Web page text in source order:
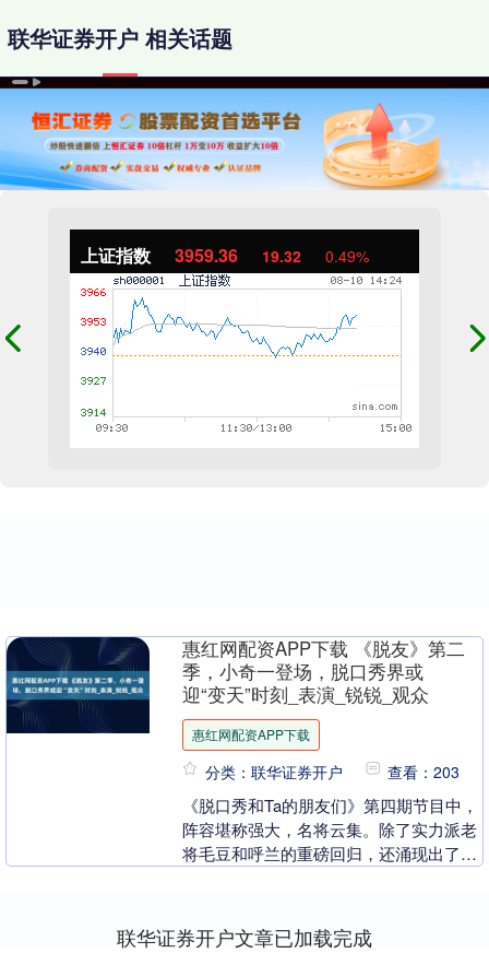
上证指数 3959.36 19.32 0.49%
联华证券开户 相关话题
惠红网配资APP下载 《脱友》第二
季，小奇一登场，脱口秀界或
迎“变天”时刻_表演_锐锐_观众
惠红网配资APP下载
分类：联华证券开户 查看：203
《脱口秀和Ta的朋友们》第四期节目中，
阵容堪称强大，名将云集。除了实力派老
将毛豆和呼兰的重磅回归，还涌现出了一
联华证券开户文章已加载完成